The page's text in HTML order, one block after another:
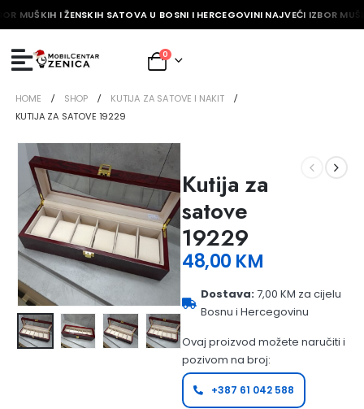
MUŠKIH I ŽENSKIH SATOVA U BOSNI I HERCEGOVINI NAJVEĆI IZBOR
0
HOME SHOP
KUTIJA ZA SATOVE I NAKIT
KUTIJA ZA SATOVE 19229
Kutija za
satove
19229
48,00 KM
Dostava:7,00 KM za cijelu
Bosnu i Hercegovinu
Ovaj proizvod možete naručiti i
pozivom na broj:
+387 61 042 588